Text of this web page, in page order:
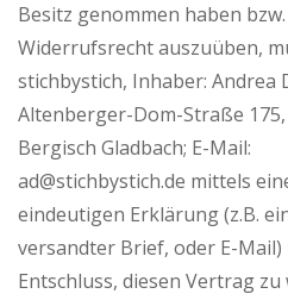
Besitz genommen haben
Widerrufsrecht auszuüben,
stichbystich, Inhaber: Andrea
Altenberger-Dom-Straße 175,
Bergisch Gladbach; E-Mail:
ad@stichbystich.de mittels
eindeutigen Erklärung (z.B.
versandter Brief, oder E-
Entschluss, diesen Vertrag